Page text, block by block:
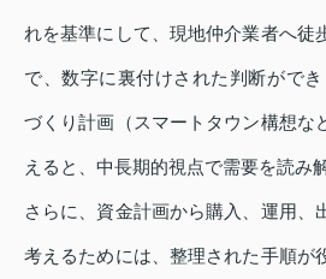
れを基準にして、現地仲介業者へ徒
で、数字に裏付けされた判断がで
づくり計画（スマートタウン構想な
えると、中長期的視点で需要を読み
さらに、資金計画から購入、運用、
考えるためには、整理された手順が